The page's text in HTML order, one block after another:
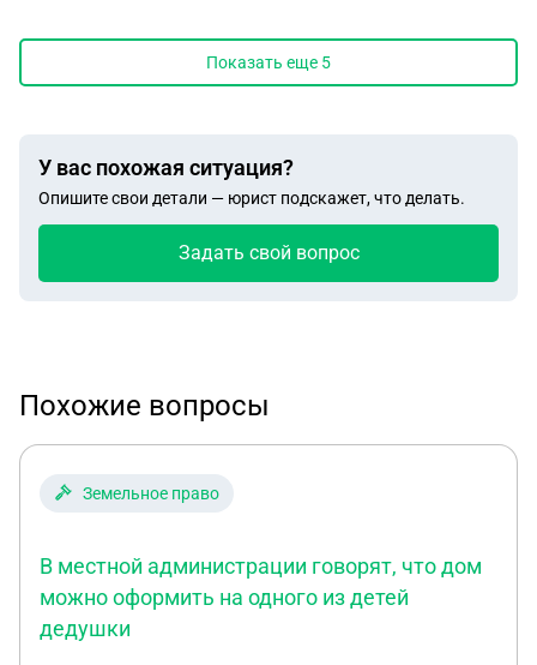
Показать еще 5
У вас похожая ситуация?
Опишите свои детали — юрист подскажет, что делать.
Задать свой вопрос
Похожие вопросы
Земельное право
В местной администрации говорят, что дом
можно оформить на одного из детей
дедушки